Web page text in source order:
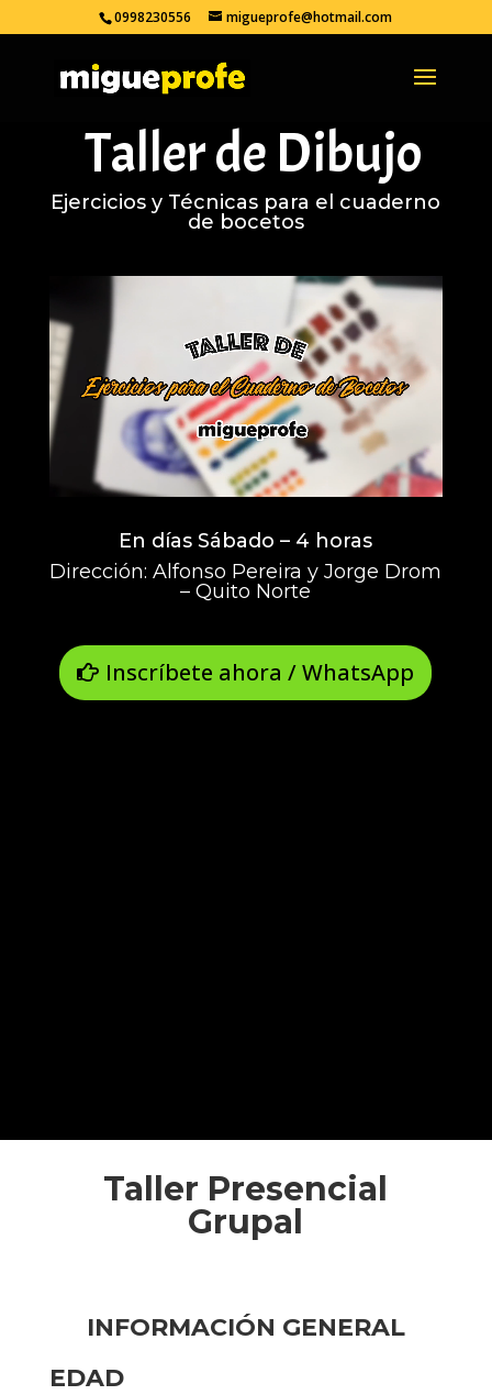
0998230556 migueprofe@hotmail.com
Taller de Dibujo
Ejercicios y Técnicas para el cuaderno
de bocetos
En días Sábado – 4 horas
Dirección: Alfonso Pereira y Jorge Drom
– Quito Norte
Inscríbete ahora / WhatsApp
Taller Presencial
Grupal
INFORMACIÓN GENERAL
EDAD